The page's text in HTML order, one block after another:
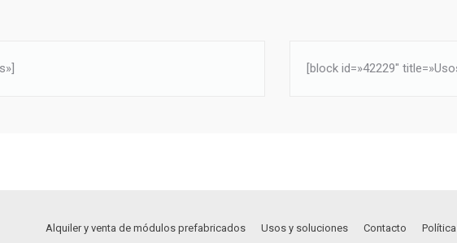
[block id=»42229″
Alquiler y venta de módulos prefabricados Usos y soluciones Contacto